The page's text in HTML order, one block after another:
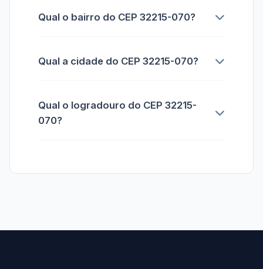
Qual o bairro do CEP 32215-070?
Qual a cidade do CEP 32215-070?
Qual o logradouro do CEP 32215-
070?